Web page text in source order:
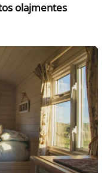
olajmentes